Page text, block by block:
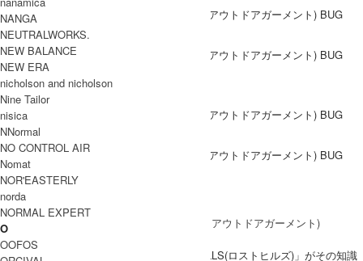
DETAIL
ブランド紹介
COMFY OUTDOOR GARMENT
原宿の大人気古着ショップだった「LOSTHILLS(ロストヒルズ)」がその知識
NANGA
NEUTRALWORKS.
NEW BALANCE
NEW ERA
nicholson and nicholson
Nine Tailor
nisica
NNormal
NO CONTROL AIR
Nomat
NOR'EASTERLY
norda
NORMAL EXPERT
O
OOFOS